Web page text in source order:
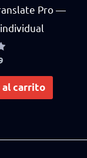
Pro —
al carrito